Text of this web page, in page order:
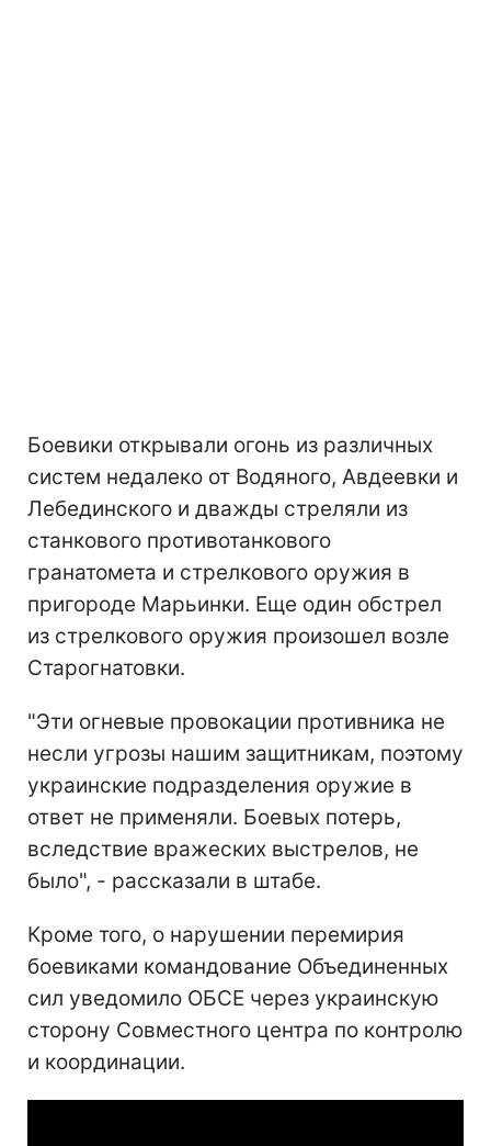
Боевики открывали огонь из различных
систем недалеко от Водяного, Авдеевки и
Лебединского и дважды стреляли из
станкового противотанкового
гранатомета и стрелкового оружия в
пригороде Марьинки. Еще один обстрел
из стрелкового оружия произошел возле
Старогнатовки.
"Эти огневые провокации противника не
несли угрозы нашим защитникам, поэтому
украинские подразделения оружие в
ответ не применяли. Боевых потерь,
вследствие вражеских выстрелов, не
было", - рассказали в штабе.
Кроме того, о нарушении перемирия
боевиками командование Объединенных
сил уведомило ОБСЕ через украинскую
сторону Совместного центра по контролю
и координации.